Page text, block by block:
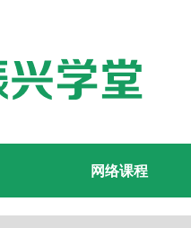
网络课程